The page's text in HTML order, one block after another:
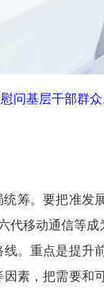
问基层干部群
筹。要把准发
移动通信等
。重点是提升
素，把需要和